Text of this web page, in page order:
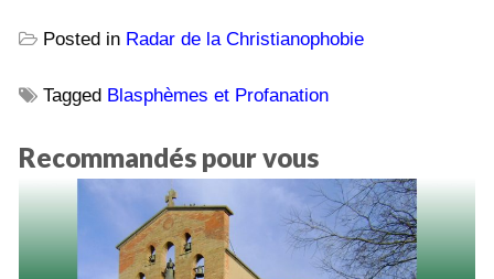
Posted in Radar de la Christianophobie
Tagged Blasphèmes et Profanation
Recommandés pour vous